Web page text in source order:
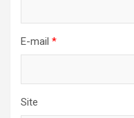
E-mail *
Site